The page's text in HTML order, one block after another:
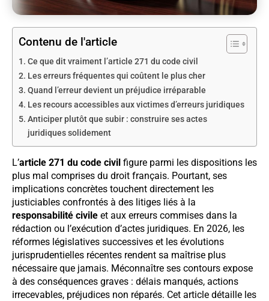
Contenu de l'article
Ce que dit vraiment l’article 271 du code civil
Les erreurs fréquentes qui coûtent le plus cher
Quand l’erreur devient un préjudice irréparable
Les recours accessibles aux victimes d’erreurs juridiques
Anticiper plutôt que subir : construire ses actes
juridiques solidement
L’article 271 du code civil figure parmi les dispositions les
plus mal comprises du droit français. Pourtant, ses
implications concrètes touchent directement les
justiciables confrontés à des litiges liés à la
responsabilité civile et aux erreurs commises dans la
rédaction ou l’exécution d’actes juridiques. En 2026, les
réformes législatives successives et les évolutions
jurisprudentielles récentes rendent sa maîtrise plus
nécessaire que jamais. Méconnaître ses contours expose
à des conséquences graves : délais manqués, actions
irrecevables, préjudices non réparés. Cet article détaille les